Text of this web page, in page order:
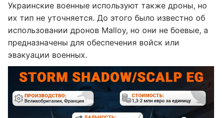
Украинские военные используют также дроны, но
их тип не уточняется. До этого было известно об
использовании дронов Malloy, но они не боевые, а
предназначены для обеспечения войск или
эвакуации военных.